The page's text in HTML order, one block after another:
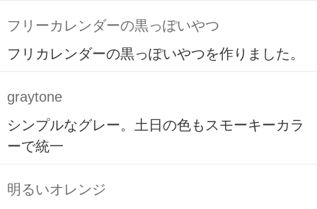
フリーカレンダーの黒っぽいやつ
フリカレンダーの黒っぽいやつを作りました。
graytone
シンプルなグレー。土日の色もスモーキーカラ
ーで統一
明るいオレンジ